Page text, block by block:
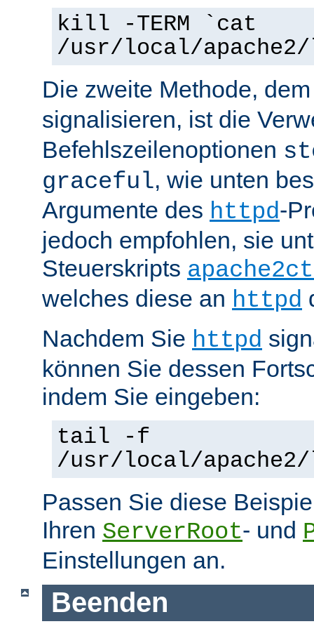
kill -TERM `cat
/usr/local/
Die zweite Methode,
signalisieren, ist die
Befehlszeilenoptionen
graceful, wie unten
Argumente des httpd-
jedoch empfohlen, sie
Steuerskripts
welches diese an httpd
Nachdem Sie httpd
können Sie dessen
indem Sie eingeben:
tail -f
/usr/local/
Passen Sie diese
Ihren ServerRoot- und
Einstellungen an.
Beenden